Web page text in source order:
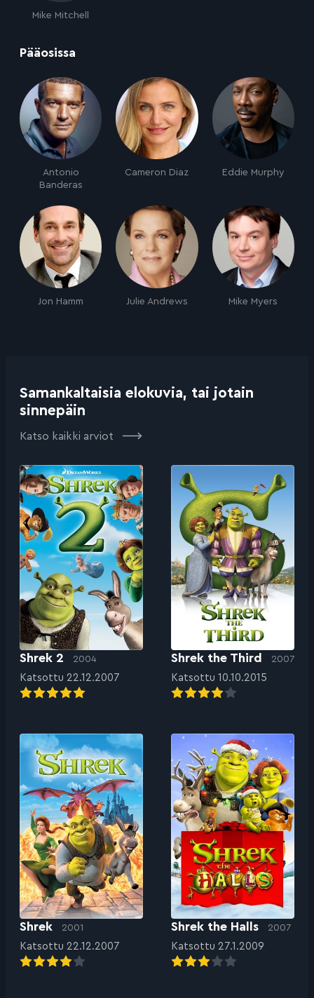
Mike Mitchell
Pääosissa
Antonio
Banderas
Cameron Diaz Eddie Murphy
Jon Hamm Julie Andrews Mike Myers
Samankaltaisia elokuvia, tai jotain
sinnepäin
Katso kaikki arviot
Shrek 2 2004
Katsottu 22.12.2007
Shrek the Third 2007
Katsottu 10.10.2015
Shrek 2001
Katsottu 22.12.2007
Shrek the Halls 2007
Katsottu 27.1.2009